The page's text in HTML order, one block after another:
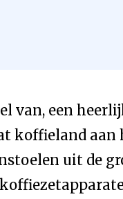
van, een
koffieland
uit de